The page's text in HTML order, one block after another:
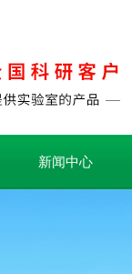
新闻中心